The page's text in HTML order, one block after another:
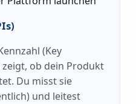
(Key
ob dein Produkt
Du misst sie
und leitest